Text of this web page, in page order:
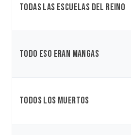
Todas las escuelas del reino
Todo eso eran mangas
Todos Los Muertos